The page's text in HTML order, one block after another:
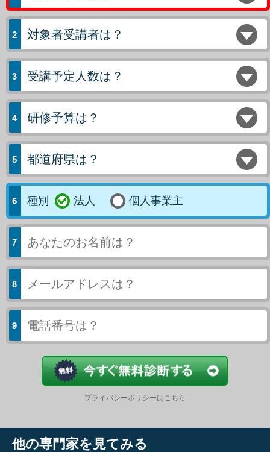
対象者受講者は？
受講予定人数は？
研修予算は？
都道府県は？
種別 法人 個人事業主
プライバシーポリシーはこちら
他の専門家を見てみる